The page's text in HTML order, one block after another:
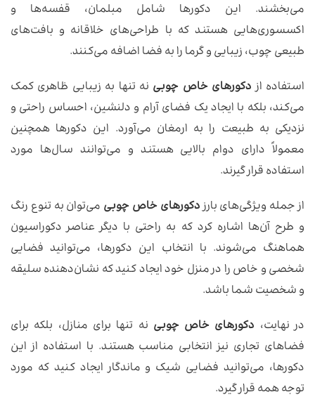
می‌بخشند. این دکورها شامل مبلمان، قفسه‌ها و
اکسسوری‌هایی هستند که با طراحی‌های خلاقانه و بافت‌های
طبیعی چوب، زیبایی و گرما را به فضا اضافه می‌کنند.
استفاده ازدکورهای خاص چوبی نه تنها به زیبایی ظاهری کمک
می‌کند، بلکه با ایجاد یک فضای آرام و دلنشین، احساس راحتی و
نزدیکی به طبیعت را به ارمغان می‌آورد. این دکورها همچنین
معمولاً دارای دوام بالایی هستند و می‌توانند سال‌ها مورد
استفاده قرار گیرند.
از جمله ویژگی‌های بارزدکورهای خاص چوبی می‌توان به تنوع رنگ
و طرح آن‌ها اشاره کرد که به راحتی با دیگر عناصر دکوراسیون
هماهنگ می‌شوند. با انتخاب این دکورها، می‌توانید فضایی
شخصی و خاص را در منزل خود ایجاد کنید که نشان‌دهنده سلیقه
و شخصیت شما باشد.
در نهایت، دکورهای خاص چوبی نه تنها برای منازل، بلکه برای
فضاهای تجاری نیز انتخابی مناسب هستند. با استفاده از این
دکورها، می‌توانید فضایی شیک و ماندگار ایجاد کنید که مورد
توجه همه قرار گیرد.